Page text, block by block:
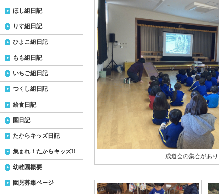
成道会の集会があ
ほし組日記
りす組日記
ひよこ組日記
もも組日記
いちご組日記
つくし組日記
給食日記
園日記
たからキッズ日記
集まれ！たからキッズ!!
幼稚園概要
園児募集ページ